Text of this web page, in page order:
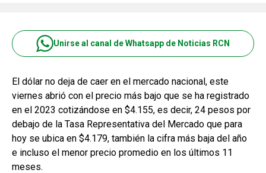
Unirse al canal de Whatsapp de Noticias RCN
El dólar no deja de caer en el mercado nacional, este
viernes abrió con el precio más bajo que se ha registrado
en el 2023 cotizándose en $4.155, es decir, 24 pesos por
debajo de la Tasa Representativa del Mercado que para
hoy se ubica en $4.179, también la cifra más baja del año
e incluso el menor precio promedio en los últimos 11
meses.